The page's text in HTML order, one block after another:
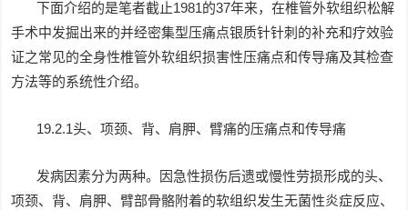
下面介绍的是笔者截止1981的37年来，在椎管外软组织松解
手术中发掘出来的并经密集型压痛点银质针针刺的补充和疗效验
证之常见的全身性椎管外软组织损害性压痛点和传导痛及其检查
方法等的系统性介绍。
19.2.1头、项颈、背、肩胛、臂痛的压痛点和传导痛
发病因素分为两种。因急性损伤后遗或慢性劳损形成的头、
项颈、背、肩胛、臂部骨骼附着的软组织发生无菌性炎症反应、